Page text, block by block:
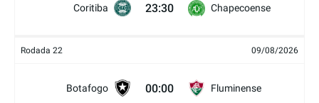
Coritiba 23:30 Chapecoense
Rodada 22 09/08/2026
Botafogo 00:00 Fluminense